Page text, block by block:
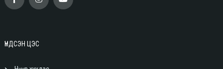
ҮНДСЭН ЦЭС